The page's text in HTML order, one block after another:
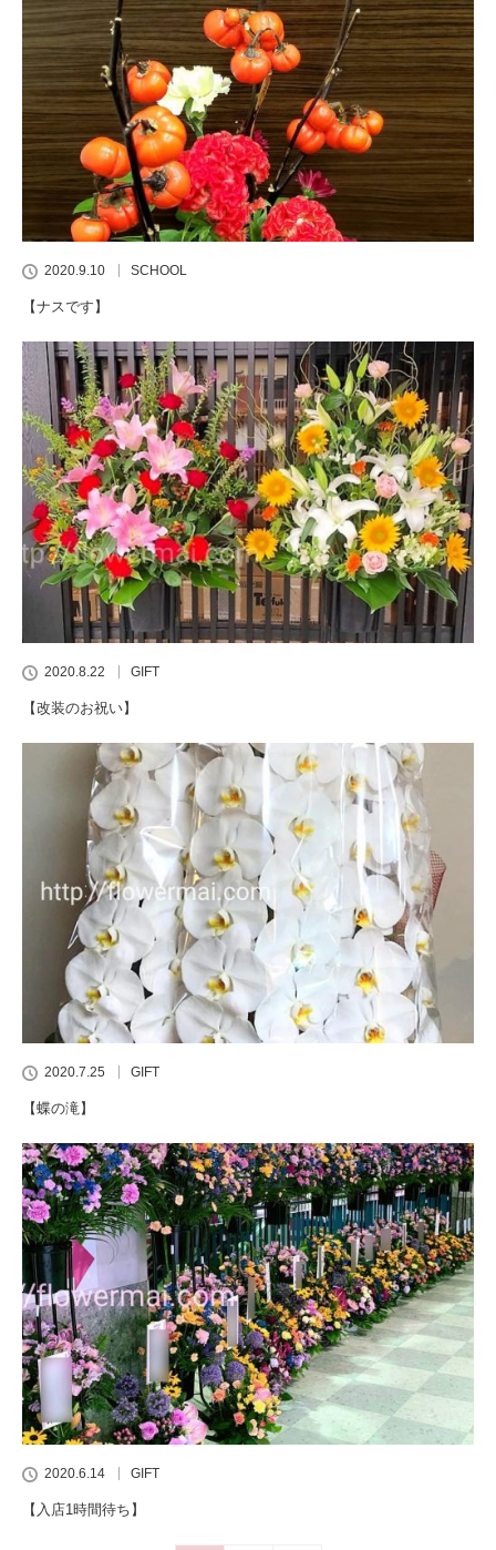
2020.9.10 SCHOOL
【ナスです】
2020.8.22 GIFT
【改装のお祝い】
2020.7.25 GIFT
【蝶の滝】
2020.6.14 GIFT
【入店1時間待ち】